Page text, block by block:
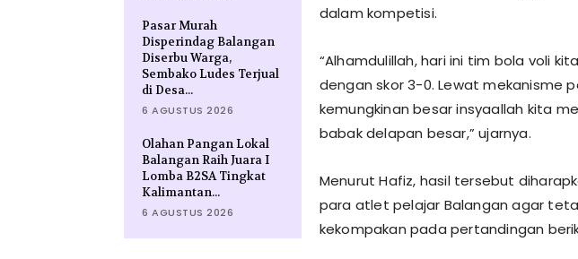
Pasar Murah
Disperindag Balangan
Diserbu Warga,
Sembako Ludes Terjual
di Desa...
6 AGUSTUS 2026
Olahan Pangan Lokal
Balangan Raih Juara I
Lomba B2SA Tingkat
Kalimantan...
6 AGUSTUS 2026
dalam kompetisi.
“Alhamdulillah, hari ini tim bola voli
dengan skor 3-0. Lewat mekanisme
kemungkinan besar insyaallah kita
babak delapan besar,” ujarnya.
Menurut Hafiz, hasil tersebut
para atlet pelajar Balangan agar
kekompakan pada pertandingan